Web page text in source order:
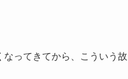
ってきてから、こういう故